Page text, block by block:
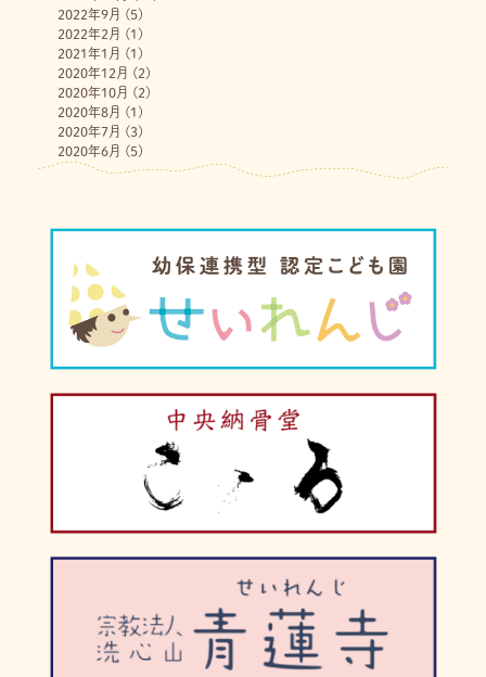
2022年9月 (5)
2022年2月 (1)
2021年1月 (1)
2020年12月 (2)
2020年10月 (2)
2020年8月 (1)
2020年7月 (3)
2020年6月 (5)